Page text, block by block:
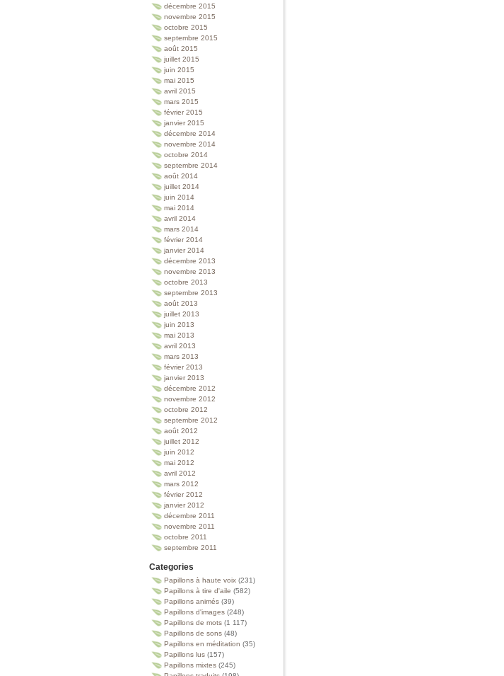
décembre 2015
novembre 2015
octobre 2015
septembre 2015
août 2015
juillet 2015
juin 2015
mai 2015
avril 2015
mars 2015
février 2015
janvier 2015
décembre 2014
novembre 2014
octobre 2014
septembre 2014
août 2014
juillet 2014
juin 2014
mai 2014
avril 2014
mars 2014
février 2014
janvier 2014
décembre 2013
novembre 2013
octobre 2013
septembre 2013
août 2013
juillet 2013
juin 2013
mai 2013
avril 2013
mars 2013
février 2013
janvier 2013
décembre 2012
novembre 2012
octobre 2012
septembre 2012
août 2012
juillet 2012
juin 2012
mai 2012
avril 2012
mars 2012
février 2012
janvier 2012
décembre 2011
novembre 2011
octobre 2011
septembre 2011
Categories
Papillons à haute voix (231)
Papillons à tire d'aile (582)
Papillons animés (39)
Papillons d'images (248)
Papillons de mots (1 117)
Papillons de sons (48)
Papillons en méditation (35)
Papillons lus (157)
Papillons mixtes (245)